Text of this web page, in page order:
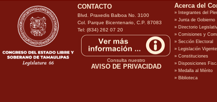
CONTACTO
Blvd. Praxedis Balboa No. 3100
Col. Parque Bicentenario, C.P. 87083
Tel: (834) 262 07 20
Consulta nuestro
AVISO DE PRIVACIDAD